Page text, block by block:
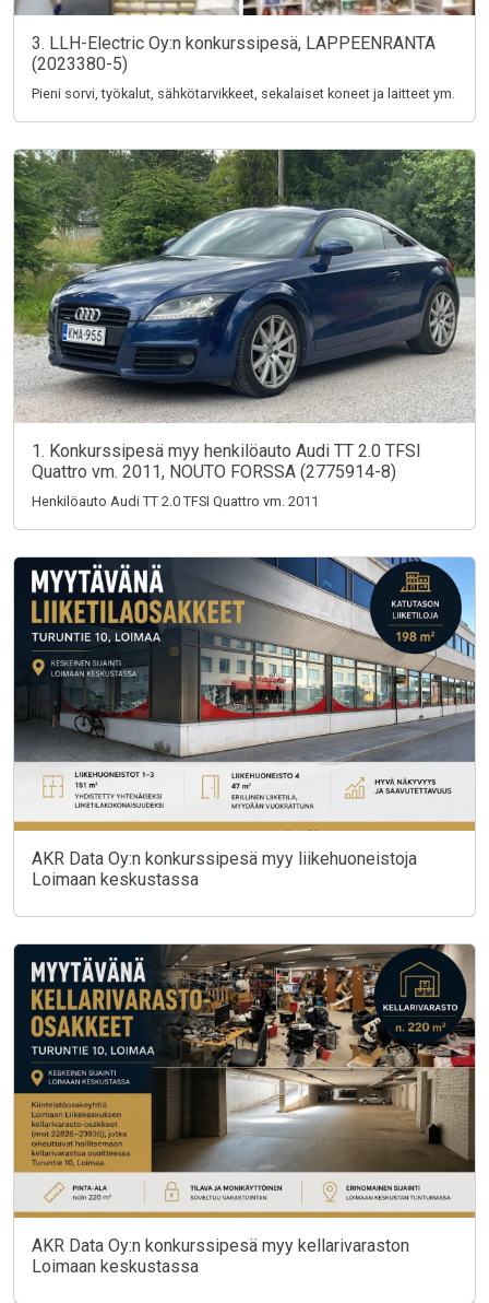
3. LLH-Electric Oy:n konkurssipesä, LAPPEENRANTA
(2023380-5)
Pieni sorvi, työkalut, sähkötarvikkeet, sekalaiset koneet ja laitteet ym.
1. Konkurssipesä myy henkilöauto Audi TT 2.0 TFSI
Quattro vm. 2011, NOUTO FORSSA (2775914-8)
Henkilöauto Audi TT 2.0 TFSI Quattro vm. 2011
AKR Data Oy:n konkurssipesä myy liikehuoneistoja
Loimaan keskustassa
AKR Data Oy:n konkurssipesä myy kellarivaraston
Loimaan keskustassa